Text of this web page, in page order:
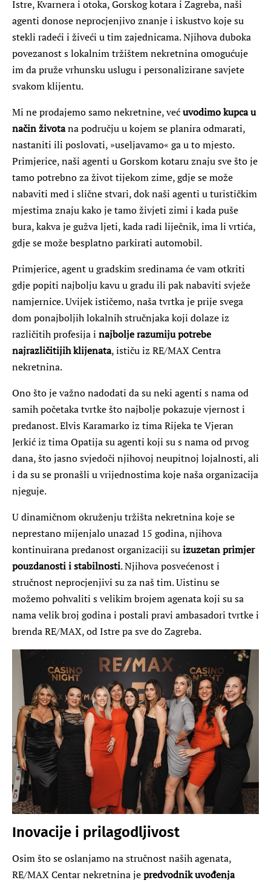
Istre, Kvarnera i otoka, Gorskog kotara i Zagreba, naši
agenti donose neprocjenjivo znanje i iskustvo koje su
stekli radeći i živeći u tim zajednicama. Njihova duboka
povezanost s lokalnim tržištem nekretnina omogućuje
im da pruže vrhunsku uslugu i personalizirane savjete
svakom klijentu.
Mi ne prodajemo samo nekretnine, većuvodimo kupca u
način životana području u kojem se planira odmarati,
nastaniti ili poslovati, »useljavamo« ga u to mjesto.
Primjerice, naši agenti u Gorskom kotaru znaju sve što je
tamo potrebno za život tijekom zime, gdje se može
nabaviti med i slične stvari, dok naši agenti u turističkim
mjestima znaju kako je tamo živjeti zimi i kada puše
bura, kakva je gužva ljeti, kada radi liječnik, ima li vrtića,
gdje se može besplatno parkirati automobil.
Primjerice, agent u gradskim sredinama će vam otkriti
gdje popiti najbolju kavu u gradu ili pak nabaviti svježe
namjernice. Uvijek ističemo, naša tvrtka je prije svega
dom ponajboljih lokalnih stručnjaka koji dolaze iz
različitih profesija i najbolje razumiju potrebe
najrazličitijih klijenata, ističu iz RE/MAX Centra
nekretnina.
Ono što je važno nadodati da su neki agenti s nama od
samih početaka tvrtke što najbolje pokazuje vjernost i
predanost. Elvis Karamarko iz tima Rijeka te Vjeran
Jerkić iz tima Opatija su agenti koji su s nama od prvog
dana, što jasno svjedoči njihovoj neupitnoj lojalnosti, ali
i da su se pronašli u vrijednostima koje naša organizacija
njeguje.
U dinamičnom okruženju tržišta nekretnina koje se
neprestano mijenjalo unazad 15 godina, njihova
kontinuirana predanost organizaciji suizuzetan primjer
pouzdanosti i stabilnosti. Njihova posvećenost i
stručnost neprocjenjivi su za naš tim. Uistinu se
možemo pohvaliti s velikim brojem agenata koji su sa
nama velik broj godina i postali pravi ambasadori tvrtke i
brenda RE/MAX, od Istre pa sve do Zagreba.
Inovacije i prilagodljivost
Osim što se oslanjamo na stručnost naših agenata,
RE/MAX Centar nekretnina jepredvodnik uvođenja